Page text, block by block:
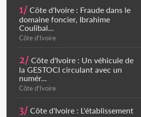
1/ Côte d'Ivoire : Fraude dans le
domaine foncier, Ibrahime
Coulibal...
Côte d'Ivoire
2/ Côte d'Ivoire : Un véhicule de
la GESTOCI circulant avec un
numér...
Côte d'Ivoire
3/ Côte d'Ivoire : L'établissement